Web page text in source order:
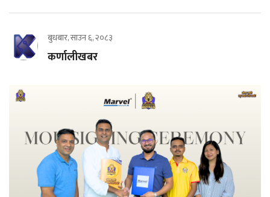
बुधबार, साउन ६, २०८३
कर्णालीखबर